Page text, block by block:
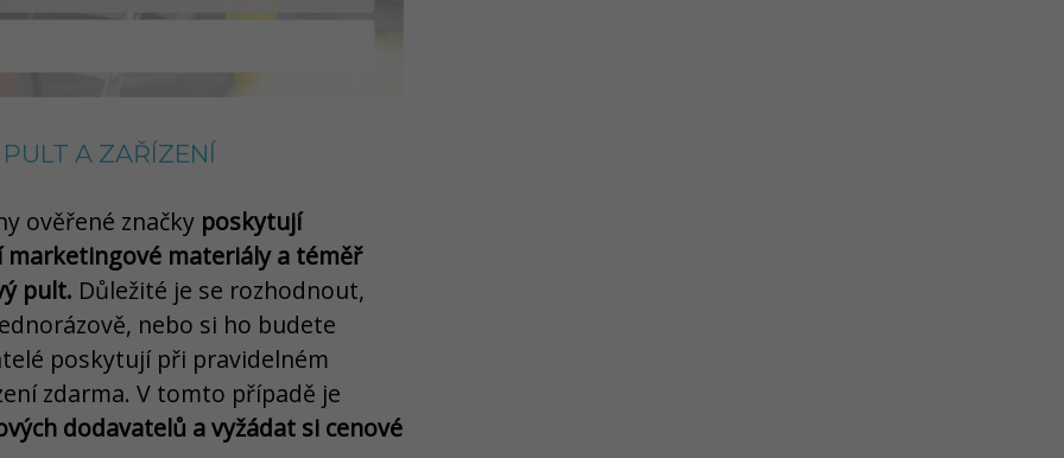
A ZAŘÍZENÍ
ověřené značky poskytují
marketingové materiály a téměř
pult. Důležité je se rozhodnout,
nebo si ho budete
poskytují při pravidelném
zdarma. V tomto případě je
dodavatelů a vyžádat si cenové